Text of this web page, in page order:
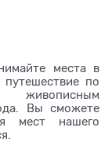
места в
по
Вы сможете
мест нашего